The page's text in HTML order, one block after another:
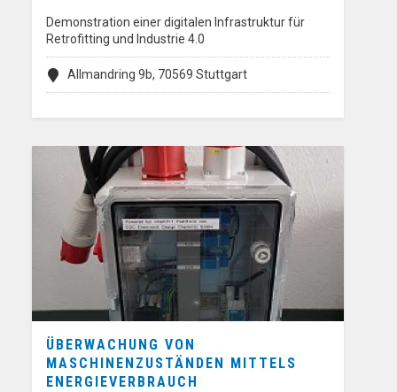
Demonstration einer digitalen Infrastruktur für
Retrofitting und Industrie 4.0
Allmandring 9b, 70569 Stuttgart
ÜBERWACHUNG VON
MASCHINENZUSTÄNDEN MITTELS
ENERGIEVERBRAUCH